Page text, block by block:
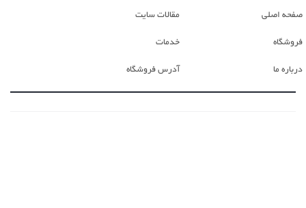
صفحه اصلی
فروشگاه
درباره ما
مقالات سایت
خدمات
آدرس فروشگاه